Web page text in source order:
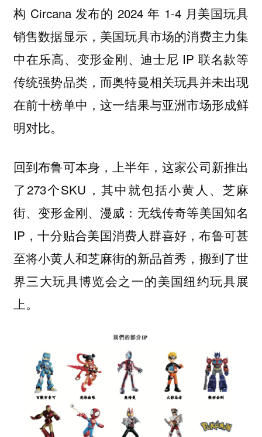
构 Circana 发布的 2024 年 1-4 月美国玩具
销售数据显示，美国玩具市场的消费主力集
中在乐高、变形金刚、迪士尼 IP 联名款等
传统强势品类，而奥特曼相关玩具并未出现
在前十榜单中，这一结果与亚洲市场形成鲜
明对比。
回到布鲁可本身，上半年，这家公司新推出
了273个SKU，其中就包括小黄人、芝麻
街、变形金刚、漫威：无线传奇等美国知名
IP，十分贴合美国消费人群喜好，布鲁可甚
至将小黄人和芝麻街的新品首秀，搬到了世
界三大玩具博览会之一的美国纽约玩具展
上。